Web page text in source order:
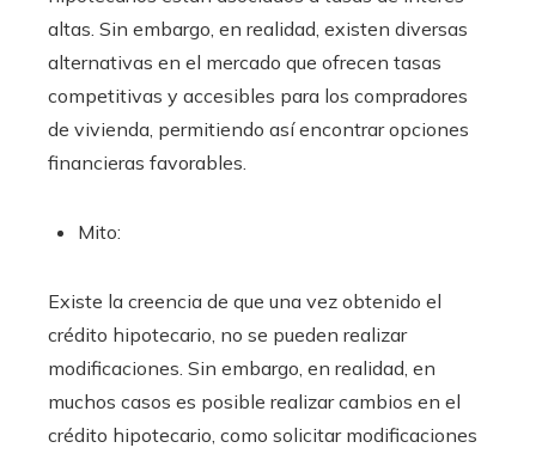
altas. Sin embargo, en realidad, existen diversas
alternativas en el mercado que ofrecen tasas
competitivas y accesibles para los compradores
de vivienda, permitiendo así encontrar opciones
financieras favorables.
Mito:
Existe la creencia de que una vez obtenido el
crédito hipotecario, no se pueden realizar
modificaciones. Sin embargo, en realidad, en
muchos casos es posible realizar cambios en el
crédito hipotecario, como solicitar modificaciones